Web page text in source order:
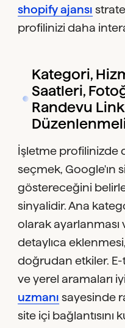
shopify ajansı
profilinizi daha
Kategori,
Saatleri,
Randevu
İşletme profilinizde
seçmek, Google'ın
göstereceğini
sinyalidir. Ana
olarak ayarlanması
detaylıca
doğrudan etkiler.
ve yerel aramaları
uzmanı sayesinde
site içi bağlantısını